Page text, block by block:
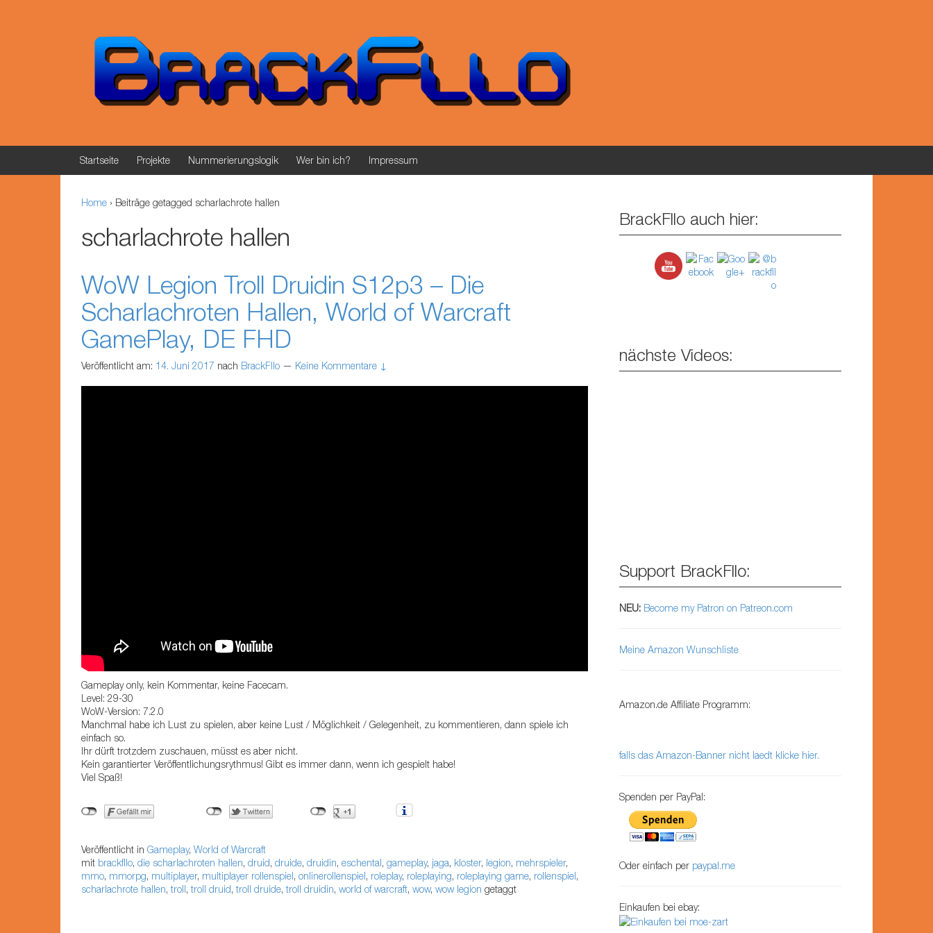
Startseite Projekte Nummerierungslogik Wer bin ich? Impressum
Home › Beiträge getagged scharlachrote hallen
scharlachrote hallen
WoW Legion Troll Druidin S12p3 – Die
Scharlachroten Hallen, World of Warcraft
GamePlay, DE FHD
Veröffentlicht am: 14. Juni 2017 nach BrackFllo — Keine Kommentare ↓
Gameplay only, kein Kommentar, keine Facecam.
Level: 29-30
WoW-Version: 7.2.0
Manchmal habe ich Lust zu spielen, aber keine Lust / Möglichkeit / Gelegenheit, zu kommentieren, dann spiele ich
einfach so.
Ihr dürft trotzdem zuschauen, müsst es aber nicht.
Kein garantierter Veröffentlichungsrythmus! Gibt es immer dann, wenn ich gespielt habe!
Viel Spaß!
Veröffentlicht in Gameplay, World of Warcraft
mit brackfllo, die scharlachroten hallen, druid, druide, druidin, eschental, gameplay, jaga, kloster, legion, mehrspieler,
mmo, mmorpg, multiplayer, multiplayer rollenspiel, onlinerollenspiel, roleplay, roleplaying, roleplaying game, rollenspiel,
scharlachrote hallen,troll,troll druid,troll druide,troll druidin, world of warcraft, wow, wow legion getaggt
BrackFllo auch hier:
nächste Videos:
Support BrackFllo:
NEU: Become my Patron on Patreon.com
Meine Amazon Wunschliste
Amazon.de Affiliate Programm:
falls das Amazon-Banner nicht laedt klicke hier.
Spenden per PayPal:
Oder einfach per paypal.me
Einkaufen bei ebay: